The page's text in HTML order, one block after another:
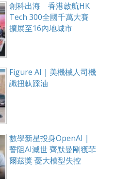
創科出海 香港啟航HK
Tech 300全國千萬大賽
擴展至16內地城市
Figure AI｜美機械人司機
識扭軚踩油
數學新星投身OpenAI｜
誓阻AI滅世 齊默曼剛獲菲
爾茲獎 憂大模型失控